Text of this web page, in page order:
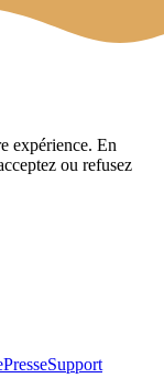
expérience. En
ou refusez
PresseSupport